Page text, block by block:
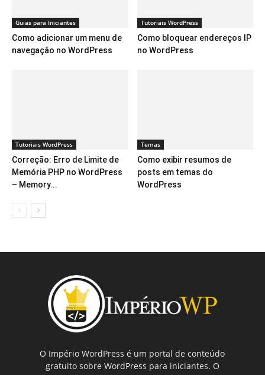
Guias para Iniciantes
Como adicionar um menu de
navegação no WordPress
Tutoriais WordPress
Como bloquear endereços IP
no WordPress
Tutoriais WordPress
Correção: Erro de Limite de
Memória PHP no WordPress
– Memory...
Temas
Como exibir resumos de
posts em temas do
WordPress
O Império WordPress é um portal de conteúdo
gratuito sobre WordPress para iniciantes. O